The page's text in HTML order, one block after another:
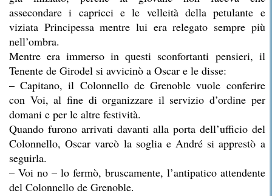
assecondare i capricci e le velleità della petulante e
viziata Principessa mentre lui era relegato sempre più
nell’ombra.
Mentre era immerso in questi sconfortanti pensieri, il
Tenente de Girodel si avvicinò a Oscar e le disse:
– Capitano, il Colonnello de Grenoble vuole conferire
con Voi, al fine di organizzare il servizio d’ordine per
domani e per le altre festività.
Quando furono arrivati davanti alla porta dell’ufficio del
Colonnello, Oscar varcò la soglia e André si apprestò a
seguirla.
– Voi no – lo fermò, bruscamente, l’antipatico attendente
del Colonnello de Grenoble.